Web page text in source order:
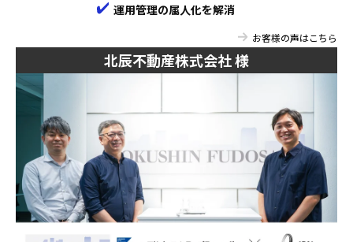
運用管理の属人化を解消
お客様の声はこちら
北辰不動産株式会社 様